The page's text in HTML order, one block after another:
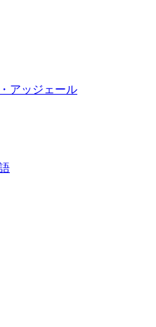
アッジェール